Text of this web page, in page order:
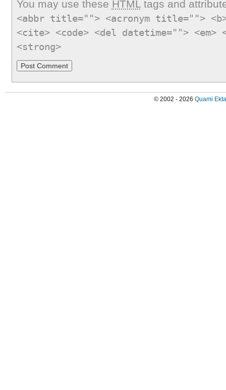
You may use these HTMLtags and
<abbr title=""> <acronym title="">
<cite> <code> <del datetime="">
<strong>
© 2002 - 2026 Quami